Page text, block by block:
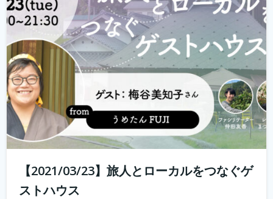
ハウスに実際に行けることが少なくなり、寂しく感じてい
る旅人もたくさんいらっしゃると...
続きを読む
【2021/03/23】旅人とローカルをつなぐゲ
ストハウス